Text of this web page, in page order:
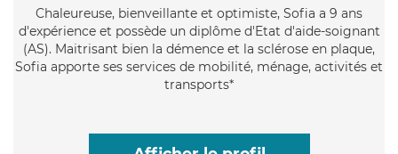
Chaleureuse, bienveillante et optimiste, Sofia a 9 ans
d'expérience et possède un diplôme d'Etat d'aide-soignant
(AS). Maitrisant bien la démence et la sclérose en plaque,
Sofia apporte ses services de mobilité, ménage, activités et
transports*